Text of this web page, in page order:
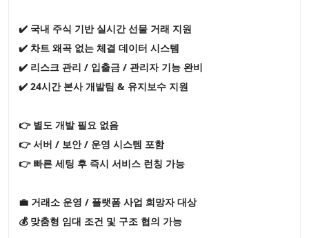
✔️ 국내 주식 기반 실시간 선물 거래 지원
✔️ 차트 왜곡 없는 체결 데이터 시스템
✔️ 리스크 관리 / 입출금 / 관리자 기능 완비
✔️ 24시간 본사 개발팀 & 유지보수 지원
👉 별도 개발 필요 없음
👉 서버 / 보안 / 운영 시스템 포함
👉 빠른 세팅 후 즉시 서비스 런칭 가능
💼 거래소 운영 / 플랫폼 사업 희망자 대상
💰 맞춤형 임대 조건 및 구조 협의 가능